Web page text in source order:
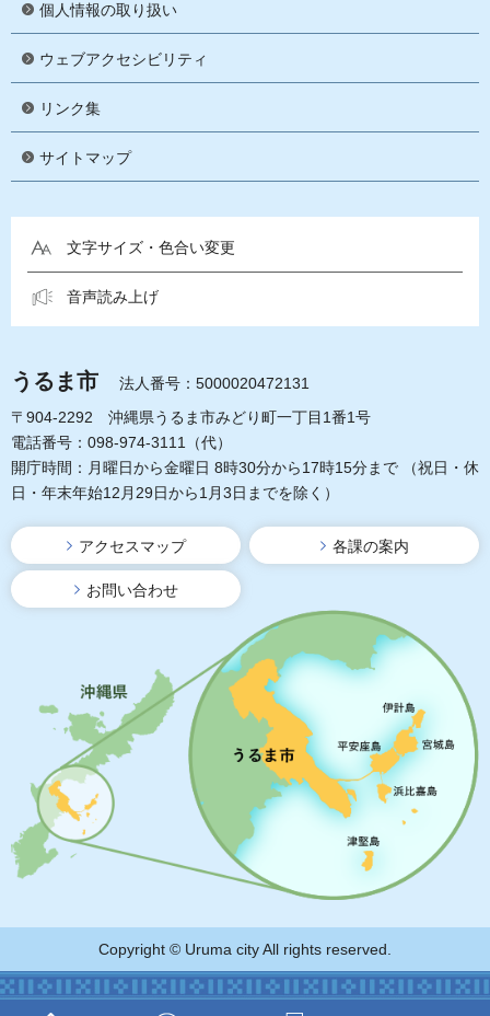
個人情報の取り扱い
ウェブアクセシビリティ
リンク集
サイトマップ
文字サイズ・色合い変更
音声読み上げ
うるま市
法人番号：5000020472131
〒904-2292 沖縄県うるま市みどり町一丁目1番1号
電話番号：098-974-3111（代）
開庁時間：月曜日から金曜日 8時30分から17時15分まで
（祝日・休
日・年末年始12月29日から1月3日までを除く）
アクセスマップ 各課の案内
お問い合わせ
Copyright © Uruma city All rights reserved.